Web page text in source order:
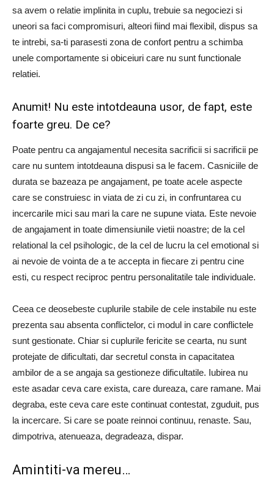
sa avem o relatie implinita in cuplu, trebuie sa negociezi si
uneori sa faci compromisuri, alteori fiind mai flexibil, dispus sa
te intrebi, sa-ti parasesti zona de confort pentru a schimba
unele comportamente si obiceiuri care nu sunt functionale
relatiei.
Anumit! Nu este intotdeauna usor, de fapt, este
foarte greu. De ce?
Poate pentru ca angajamentul necesita sacrificii si sacrificii pe
care nu suntem intotdeauna dispusi sa le facem. Casniciile de
durata se bazeaza pe angajament, pe toate acele aspecte
care se construiesc in viata de zi cu zi, in confruntarea cu
incercarile mici sau mari la care ne supune viata. Este nevoie
de angajament in toate dimensiunile vietii noastre; de la cel
relational la cel psihologic, de la cel de lucru la cel emotional si
ai nevoie de vointa de a te accepta in fiecare zi pentru cine
esti, cu respect reciproc pentru personalitatile tale individuale.
Ceea ce deosebeste cuplurile stabile de cele instabile nu este
prezenta sau absenta conflictelor, ci modul in care conflictele
sunt gestionate. Chiar si cuplurile fericite se cearta, nu sunt
protejate de dificultati, dar secretul consta in capacitatea
ambilor de a se angaja sa gestioneze dificultatile. Iubirea nu
este asadar ceva care exista, care dureaza, care ramane. Mai
degraba, este ceva care este continuat contestat, zguduit, pus
la incercare. Si care se poate reinnoi continuu, renaste. Sau,
dimpotriva, atenueaza, degradeaza, dispar.
Amintiti-va mereu…